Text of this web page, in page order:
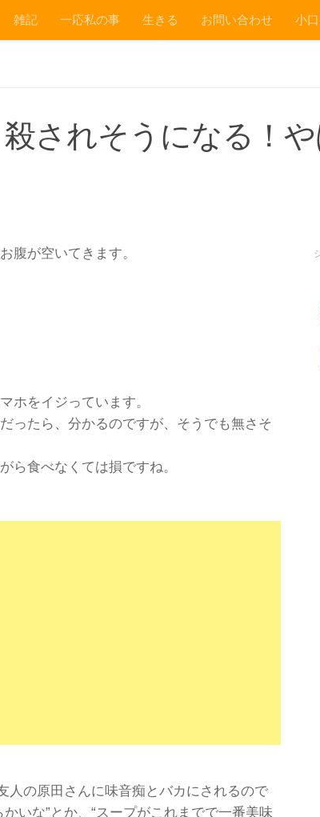
雑記 一応私の事 生きる お問い合わせ 小
されそうになる！
腹が空いてきます。
ホをイジっています。
ったら、分かるのですが、そうでも無さそ
ら食べなくては損ですね。
人の原田さんに味音痴とバカにされるので
いな”とか、“スープがこれまでで一番美味